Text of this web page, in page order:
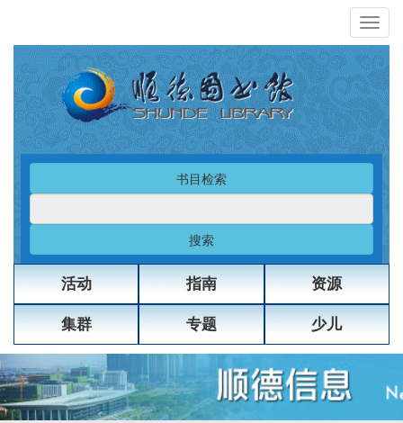
书目检索
搜索
活动 指南 资源
集群 专题 少儿